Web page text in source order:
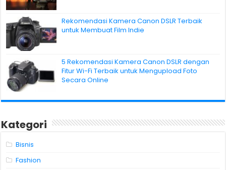
Rekomendasi Kamera Canon DSLR Terbaik
untuk Membuat Film Indie
5 Rekomendasi Kamera Canon DSLR dengan
Fitur Wi-Fi Terbaik untuk Mengupload Foto
Secara Online
Kategori
Bisnis
Fashion